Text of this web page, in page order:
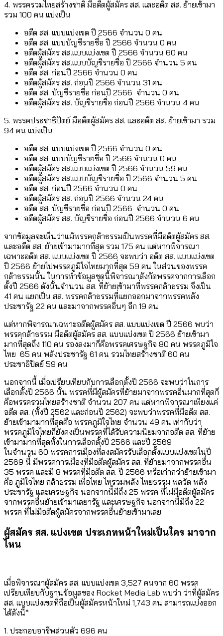
4. พรรครวมไทยสร้างชาติ มีอดีตผู้สมัคร สส. และอดีต สส. ย้ายเข้ามา
รวม 100 คน แบ่งเป็น
อดีต สส. แบบแบ่งเขต ปี 2566 จำนวน 0 คน
อดีต สส. แบบบัญชีรายชื่อ ปี 2566 จำนวน 0 คน
อดีตผู้สมัคร สส.แบบแบ่งเขต ปี 2566 จำนวน 60 คน
อดีตผู้สมัคร สส.แบบบัญชีรายชื่อ ปี 2566 จำนวน 5 คน
อดีต สส. ก่อนปี 2566 จำนวน 0 คน
อดีตผู้สมัคร สส. ก่อนปี 2566 จำนวน 31 คน
อดีต สส. บัญชีรายชื่อ ก่อนปี 2566 จำนวน 0 คน
อดีตผู้สมัคร สส. บัญชีรายชื่อ ก่อนปี 2566 จำนวน 4 คน
5. พรรคประชาธิปัตย์ มีอดีตผู้สมัคร สส. และอดีต สส. ย้ายเข้ามา รวม
94 คน แบ่งเป็น
อดีต สส. แบบแบ่งเขต ปี 2566 จำนวน 0 คน
อดีต สส. แบบบัญชีรายชื่อ ปี 2566 จำนวน 0 คน
อดีตผู้สมัคร สส.แบบแบ่งเขต ปี 2566 จำนวน 59 คน
อดีตผู้สมัคร สส.แบบบัญชีรายชื่อ ปี 2566 จำนวน 5 คน
อดีต สส. ก่อนปี 2566 จำนวน 0 คน
อดีตผู้สมัคร สส. ก่อนปี 2566 จำนวน 24 คน
อดีต สส. บัญชีรายชื่อ ก่อนปี 2566 จำนวน 0 คน
อดีตผู้สมัคร สส. บัญชีรายชื่อ ก่อนปี 2566 จำนวน 6 คน
จากข้อมูลจะเห็นว่าแม้พรรคกล้าธรรมเป็นพรรคที่มีอดีตผู้สมัคร สส.
และอดีต สส. ย้ายเข้ามามากที่สุด รวม 175 คน แต่หากพิจารณา
เฉพาะอดีต สส. แบบแบ่งเขต ปี 2566 จะพบว่า อดีต สส. แบบแบ่งเขต
ปี 2566 ย้ายไปพรรคภูมิใจไทยมากที่สุด 59 คน ในส่วนของพรรค
กล้าธรรมนั้น ในการทำข้อมูลชุดนี้พิจารณาสังกัดพรรคจากการเลือก
ตั้งปี 2566 ดังนั้นจำนวน สส. ที่ย้ายเข้ามาที่พรรคกล้าธรรม จึงเป็น
41 คน แยกเป็น สส. พรรคกล้าธรรมที่แยกออกมาจากพรรคพลัง
ประชารัฐ 22 คน และมาจากพรรคอื่นๆ อีก 19 คน
แต่หากพิจารณาเฉพาะอดีตผู้สมัคร สส. แบบแบ่งเขต ปี 2566 พบว่า
พรรคกล้าธรรม มีอดีตผู้สมัคร สส. แบบแบ่งเขต ปี 2566 ย้ายเข้ามา
มากที่สุดถึง 110 คน รองลงมาก็คือพรรคเศรษฐกิจ 80 คน พรรคภูมิใจ
ไทย 65 คน พลังประชารัฐ 61 คน รวมไทยสร้างชาติ 60 คน
ประชาธิปัตย์ 59 คน
นอกจากนี้ เมื่อเปรียบเทียบกับการเลือกตั้งปี 2566 จะพบว่าในการ
เลือกตั้งปี 2566 นั้น พรรคที่มีผู้สมัครที่ย้ายมาจากพรรคอื่นมากที่สุดก็
คือพรรครวมไทยสร้างชาติ จำนวน 207 คน แต่หากพิจารณาเพียงแค่
อดีต สส. (ทั้งปี 2562 และก่อนปี 2562) จะพบว่าพรรคที่มีอดีต สส.
ย้ายเข้ามามากที่สุดคือ พรรคภูมิใจไทย จำนวน 49 คน เท่ากับว่า
พรรคภูมิใจไทยก็ยังคงเป็นพรรคที่ได้รับความนิยมจากอดีต สส. ที่ย้าย
เข้ามามากที่สุดทั้งในการเลือกตั้งปี 2566 และปี 2569
ในจำนวน 60 พรรคการเมืองที่ลงสมัครรับเลือกตั้งแบบแบ่งเขตในปี
2569 นี้ มีพรรคการเมืองที่มีอดีตผู้สมัคร สส. ที่ย้ายมาจากพรรคอื่น
35 พรรค และมี 8 พรรคที่มีอดีต สส. ปี 2566 หรือเก่ากว่าย้ายเข้ามา
คือ ภูมิใจไทย กล้าธรรม เพื่อไทย ไทรวมพลัง ไทยธรรม พลวัต พลัง
ประชารัฐ และเศรษฐกิจ นอกจากนี้มีถึง 25 พรรค ที่ไม่มีอดีตผู้สมัคร
จากพรรคอื่นย้ายเข้ามาเลยารัฐ และเศรษฐกิจ นอกจากนี้มีถึง 22
พรรค ที่ไม่มีอดีตผู้สมัครจากพรรคอื่นย้ายเข้ามาเลย
ผู้สมัคร สส. แบ่งเขต ประเภทหน้าใหม่เป็นใคร มาจาก
ไหน
เมื่อพิจารณาผู้สมัคร สส. แบบแบ่งเขต 3,527 คนจาก 60 พรรค
เปรียบเทียบกับฐานข้อมูลของ Rocket Media Lab พบว่า ว่าที่ผู้สมัคร
สส. แบบแบ่งเขตที่ถือเป็นผู้สมัครหน้าใหม่ 1,743 คน สามารถแบ่งออก
ได้ดังนี้*
1. ประกอบอาชีพส่วนตัว 696 คน